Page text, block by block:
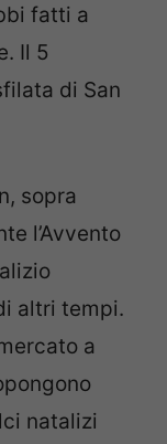
fatti a
Il 5
di San
sopra
l’Avvento
altri tempi.
a
natalizi